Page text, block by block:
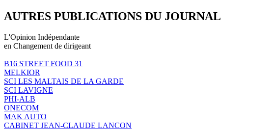
AUTRES PUBLICATIONS DU JOURNAL
L'Opinion Indépendante
en Changement de dirigeant
B16 STREET FOOD 31
MELKIOR
SCI LES MALTAIS DE LA GARDE
SCI LAVIGNE
PHI-ALB
ONECOM
MAK AUTO
CABINET JEAN-CLAUDE LANCON